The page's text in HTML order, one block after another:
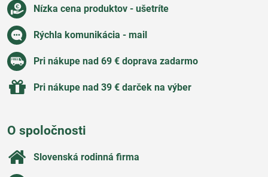
Nízka cena produktov - ušetríte
Rýchla komunikácia - mail
Pri nákupe nad 69 € doprava zadarmo
Pri nákupe nad 39 € darček na výber
O spoločnosti
Slovenská rodinná firma